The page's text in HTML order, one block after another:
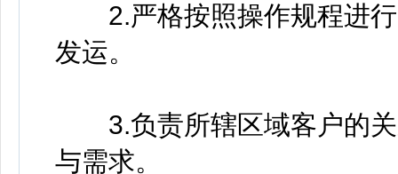
2.严格按照操作规程进行
发运。
3.负责所辖区域客户的关
与需求。